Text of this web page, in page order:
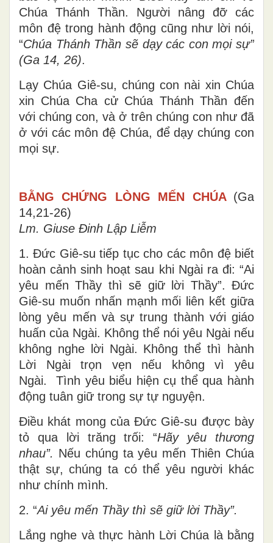
Chúa Thánh Thần. Người nâng đỡ các
môn đệ trong hành động cũng như lời nói,
“Chúa Thánh Thần sẽ dạy các con mọi sự”
(Ga 14, 26).
Lạy Chúa Giê-su, chúng con nài xin Chúa
xin Chúa Cha cử Chúa Thánh Thần đến
với chúng con, và ở trên chúng con như đã
ở với các môn đệ Chúa, để dạy chúng con
mọi sự.
BẰNG CHỨNG LÒNG MẾN CHÚA (Ga
14,21-26)
Lm. Giuse Đinh Lập Liễm
1. Đức Giê-su tiếp tục cho các môn đệ biết
hoàn cảnh sinh hoạt sau khi Ngài ra đi: “Ai
yêu mến Thầy thì sẽ giữ lời Thầy”. Đức
Giê-su muốn nhấn mạnh mối liên kết giữa
lòng yêu mến và sự trung thành với giáo
huấn của Ngài. Không thể nói yêu Ngài nếu
không nghe lời Ngài. Không thể thì hành
Lời Ngài trọn vẹn nếu không vì yêu
Ngài. Tình yêu biểu hiện cụ thể qua hành
động tuân giữ trong sự tự nguyện.
Điều khát mong của Đức Giê-su được bày
tỏ qua lời trăng trối: “Hãy yêu thương
nhau”. Nếu chúng ta yêu mến Thiên Chúa
thật sự, chúng ta có thể yêu người khác
như chính mình.
2. “Ai yêu mến Thầy thì sẽ giữ lời Thầy”.
Lắng nghe và thực hành Lời Chúa là bằng